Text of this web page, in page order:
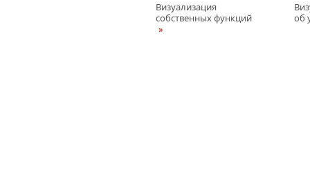
Визуализация
собственных функций
об